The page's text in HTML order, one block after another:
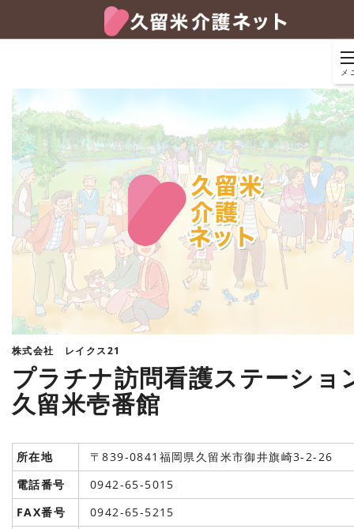
メ
株式会社 レイクス21
プラチナ訪問看護ステーショ
久留米壱番館
所在地
〒839-0841福岡県久留米市御井旗崎3-2-26
電話番号
0942-65-5015
FAX番号
0942-65-5215